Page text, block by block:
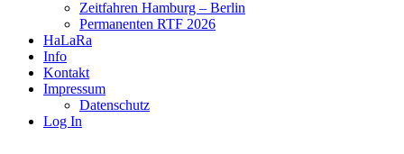
Zeitfahren Hamburg – Berlin
Permanenten RTF 2026
HaLaRa
Info
Kontakt
Impressum
Datenschutz
Log In